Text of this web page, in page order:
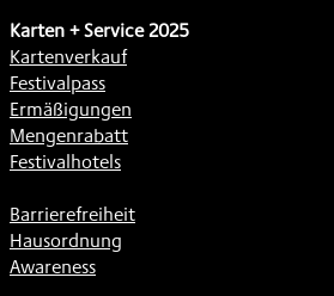
Karten + Service 2025
Kartenverkauf
Festivalpass
Ermäßigungen
Mengenrabatt
Festivalhotels
Barrierefreiheit
Hausordnung
Awareness